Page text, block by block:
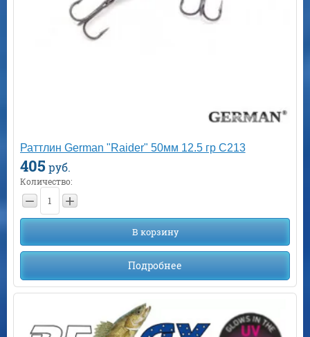
Раттлин German "Raider" 50мм 12.5 гр C213
405 руб.
Количество:
− +
В корзину
Подробнее